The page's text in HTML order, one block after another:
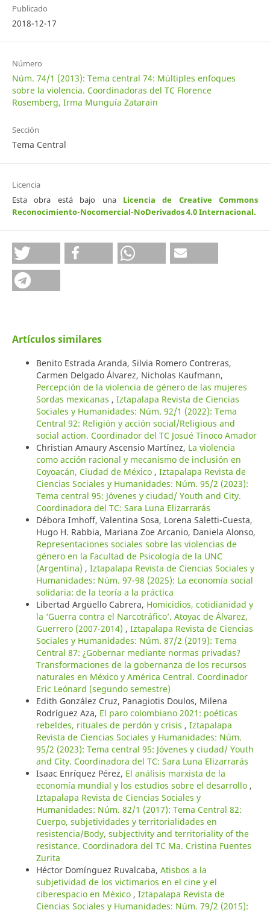
Publicado
2018-12-17
Número
Núm. 74/1 (2013): Tema central 74: Múltiples enfoques
sobre la violencia. Coordinadoras del TC Florence
Rosemberg, Irma Munguía Zatarain
Sección
Tema Central
Licencia
Esta obra está bajo una Licencia de Creative Commons
Reconocimiento-Nocomercial-NoDerivados 4.0 Internacional.
Artículos similares
Benito Estrada Aranda, Silvia Romero Contreras,
Carmen Delgado Álvarez, Nicholas Kaufmann,
Percepción de la violencia de género de las mujeres
Sordas mexicanas , Iztapalapa Revista de Ciencias
Sociales y Humanidades: Núm. 92/1 (2022): Tema
Central 92: Religión y acción social/Religious and
social action. Coordinador del TC Josué Tinoco Amador
Christian Amaury Ascensio Martínez, La violencia
como acción racional y mecanismo de inclusión en
Coyoacán, Ciudad de México , Iztapalapa Revista de
Ciencias Sociales y Humanidades: Núm. 95/2 (2023):
Tema central 95: Jóvenes y ciudad/ Youth and City.
Coordinadora del TC: Sara Luna Elizarrarás
Débora Imhoff, Valentina Sosa, Lorena Saletti-Cuesta,
Hugo H. Rabbia, Mariana Zoe Arcanio, Daniela Alonso,
Representaciones sociales sobre las violencias de
género en la Facultad de Psicología de la UNC
(Argentina) , Iztapalapa Revista de Ciencias Sociales y
Humanidades: Núm. 97-98 (2025): La economía social
solidaria: de la teoría a la práctica
Libertad Argüello Cabrera, Homicidios, cotidianidad y
la ‘Guerra contra el Narcotráfico’. Atoyac de Álvarez,
Guerrero (2007-2014) , Iztapalapa Revista de Ciencias
Sociales y Humanidades: Núm. 87/2 (2019): Tema
Central 87: ¿Gobernar mediante normas privadas?
Transformaciones de la gobernanza de los recursos
naturales en México y América Central. Coordinador
Eric Leónard (segundo semestre)
Edith González Cruz, Panagiotis Doulos, Milena
Rodríguez Aza, El paro colombiano 2021: poéticas
rebeldes, rituales de perdón y crisis , Iztapalapa
Revista de Ciencias Sociales y Humanidades: Núm.
95/2 (2023): Tema central 95: Jóvenes y ciudad/ Youth
and City. Coordinadora del TC: Sara Luna Elizarrarás
Isaac Enríquez Pérez, El análisis marxista de la
economía mundial y los estudios sobre el desarrollo ,
Iztapalapa Revista de Ciencias Sociales y
Humanidades: Núm. 82/1 (2017): Tema Central 82:
Cuerpo, subjetividades y territorialidades en
resistencia/Body, subjectivity and territoriality of the
resistance. Coordinadora del TC Ma. Cristina Fuentes
Zurita
Héctor Domínguez Ruvalcaba, Atisbos a la
subjetividad de los victimarios en el cine y el
ciberespacio en México , Iztapalapa Revista de
Ciencias Sociales y Humanidades: Núm. 79/2 (2015):